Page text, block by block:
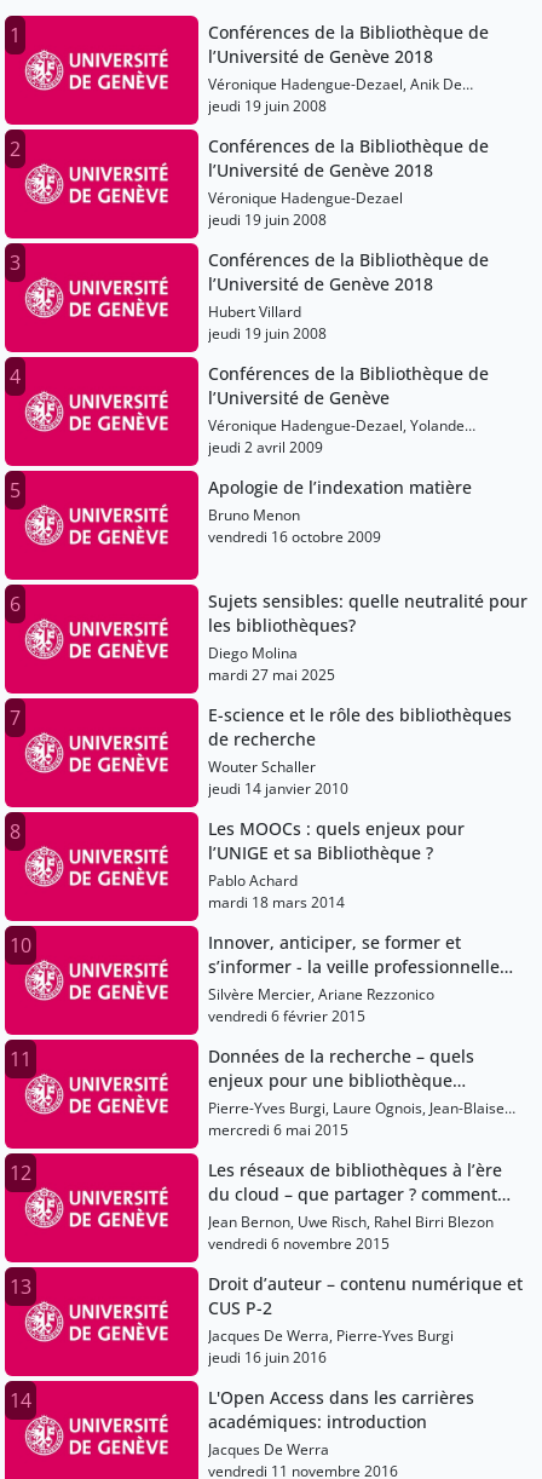
1
Conférences de la Bibliothèque de
l’Université de Genève 2018
Véronique Hadengue-Dezael, Anik De
Ribaupierre
jeudi 19 juin 2008
2
Conférences de la Bibliothèque de
l’Université de Genève 2018
Véronique Hadengue-Dezael
jeudi 19 juin 2008
3
Conférences de la Bibliothèque de
l’Université de Genève 2018
Hubert Villard
jeudi 19 juin 2008
4
Conférences de la Bibliothèque de
l’Université de Genève
Véronique Hadengue-Dezael, Yolande
Estermann, Jean-Philippe Accart
jeudi 2 avril 2009
5 Apologie de l’indexation matière
Bruno Menon
vendredi 16 octobre 2009
6
Sujets sensibles: quelle neutralité pour
les bibliothèques?
Diego Molina
mardi 27 mai 2025
7
E-science et le rôle des bibliothèques
de recherche
Wouter Schaller
jeudi 14 janvier 2010
8
Les MOOCs : quels enjeux pour
l’UNIGE et sa Bibliothèque ?
Pablo Achard
mardi 18 mars 2014
10
Innover, anticiper, se former et
s’informer - la veille professionnelle
aujourd’hui
Silvère Mercier, Ariane Rezzonico
vendredi 6 février 2015
11
Données de la recherche – quels
enjeux pour une bibliothèque
universitaire ?
Pierre-Yves Burgi, Laure Ognois, Jean-Blaise
Claivaz, Eliane Blumer
mercredi 6 mai 2015
12
Les réseaux de bibliothèques à l’ère
du cloud – que partager ? comment
travailler ?
Jean Bernon, Uwe Risch, Rahel Birri Blezon
vendredi 6 novembre 2015
13
Droit d’auteur – contenu numérique et
CUS P-2
Jacques De Werra, Pierre-Yves Burgi
jeudi 16 juin 2016
14
L'Open Access dans les carrières
académiques: introduction
Jacques De Werra
vendredi 11 novembre 2016